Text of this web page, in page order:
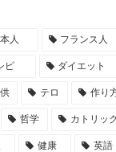
人 フランス人
ピ ダイエット
テロ 作り
哲学 カトリック
健康 英語